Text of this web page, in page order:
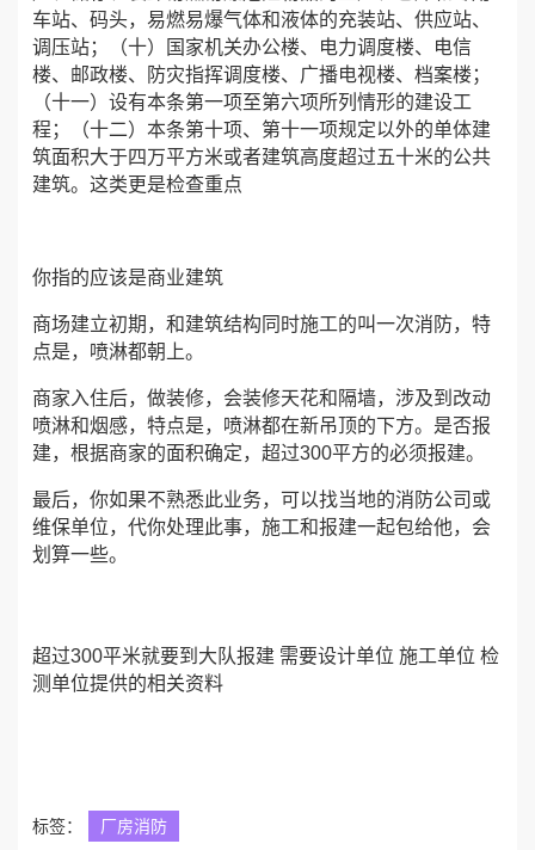
车站、码头，易燃易爆气体和液体的充装站、供应站、
调压站；（十）国家机关办公楼、电力调度楼、电信
楼、邮政楼、防灾指挥调度楼、广播电视楼、档案楼；
（十一）设有本条第一项至第六项所列情形的建设工
程；（十二）本条第十项、第十一项规定以外的单体建
筑面积大于四万平方米或者建筑高度超过五十米的公共
建筑。这类更是检查重点
你指的应该是商业建筑
商场建立初期，和建筑结构同时施工的叫一次消防，特
点是，喷淋都朝上。
商家入住后，做装修，会装修天花和隔墙，涉及到改动
喷淋和烟感，特点是，喷淋都在新吊顶的下方。是否报
建，根据商家的面积确定，超过300平方的必须报建。
最后，你如果不熟悉此业务，可以找当地的消防公司或
维保单位，代你处理此事，施工和报建一起包给他，会
划算一些。
超过300平米就要到大队报建 需要设计单位 施工单位 检
测单位提供的相关资料
标签： 厂房消防